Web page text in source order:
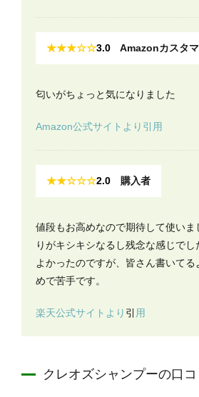
★★★☆☆3.0 Amazonカスタ
匂いがちょっと気になりました
Amazon公式サイトより引用
★★☆☆☆2.0 購入者
値段もお高めなので期待して使いま
りがキシキシなるし残念な感じでし
よかったのですが、皆さん書いてる
めで苦手です。
楽天公式サイトより 引 用
クレオズシャンプーの口